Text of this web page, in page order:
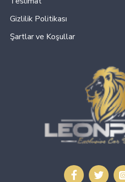
Gizlilik Politikası
Şartlar ve Koşullar